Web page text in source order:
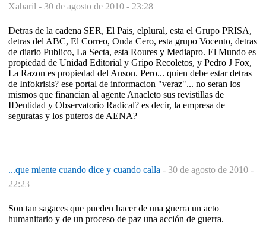
Xabaril - 30 de agosto de 2010 - 23:28
Detras de la cadena SER, El Pais, elplural, esta el Grupo PRISA,
detras del ABC, El Correo, Onda Cero, esta grupo Vocento, detras
de diario Publico, La Secta, esta Roures y Mediapro. El Mundo es
propiedad de Unidad Editorial y Gripo Recoletos, y Pedro J Fox,
La Razon es propiedad del Anson. Pero... quien debe estar detras
de Infokrisis? ese portal de informacion "veraz"... no seran los
mismos que financian al agente Anacleto sus revistillas de
IDentidad y Observatorio Radical? es decir, la empresa de
seguratas y los puteros de AENA?
...que miente cuando dice y cuando calla - 30 de agosto de 2010 -
22:23
Son tan sagaces que pueden hacer de una guerra un acto
humanitario y de un proceso de paz una acción de guerra.